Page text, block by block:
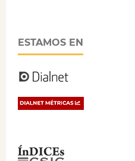
ESTAMOS EN